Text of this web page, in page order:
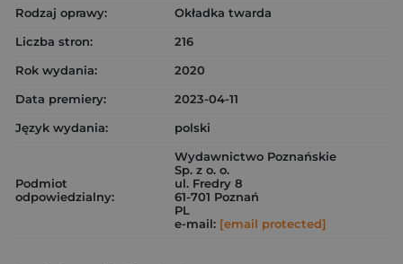
Rodzaj oprawy:
Okładka twarda
Liczba stron:
216
Rok wydania:
2020
Data premiery:
2023-04-11
Język wydania:
polski
Podmiot
odpowiedzialny:
Wydawnictwo Poznańskie
Sp. z o. o.
ul. Fredry 8
61-701 Poznań
PL
e-mail: [email protected]